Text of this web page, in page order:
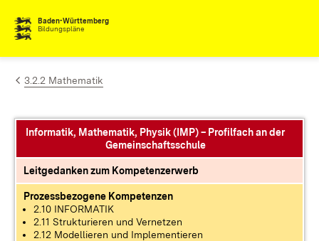
Zum Inhalt springen
Baden-Württemberg
Bildungspläne
3.2.2 Mathematik
Informatik, Mathematik, Physik (IMP) – Profilfach an der
Gemeinschaftsschule
Leitgedanken zum Kompetenzerwerb
Prozessbezogene Kompetenzen
2.10 INFORMATIK
2.11 Strukturieren und Vernetzen
2.12 Modellieren und Implementieren